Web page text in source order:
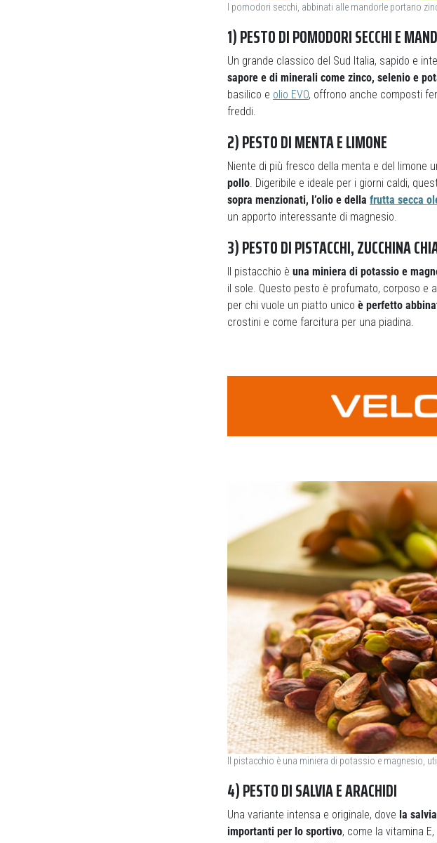
I pomodori secchi, abbinati alle mandorle portano
1) PESTO DI POMODORI SECCHI E
Un grande classico del Sud Italia, sapido e
sapore e di minerali come zinco, selenio e
basilico e olio EVO, offrono anche composti
freddi.
2) PESTO DI MENTA E LIMONE
Niente di più fresco della menta e del limone
pollo . Digeribile e ideale per i giorni caldi,
sopra menzionati, l’olio e della frutta secca
un apporto interessante di magnesio.
3) PESTO DI PISTACCHI, ZUCCHINA
Il pistacchio è una miniera di potassio e
il sole. Questo pesto è profumato, corposo e
per chi vuole un piatto unico è perfetto
crostini e come farcitura per una piadina.
Il pistacchio è una miniera di potassio e magnesio,
4) PESTO DI SALVIA E ARACHIDI
Una variante intensa e originale, dove la
importanti per lo sportivo, come la vitamina